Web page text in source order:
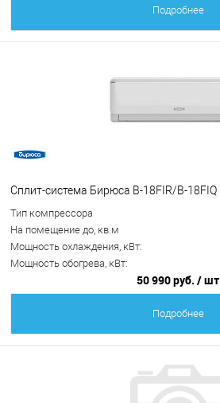
Подробнее
Сплит-система Бирюса B-18FIR/B-18FIQ
Тип компрессора
На помещение до, кв.м
Мощность охлаждения, кВт:
Мощность обогрева, кВт:
50 990 руб. / шт
Подробнее